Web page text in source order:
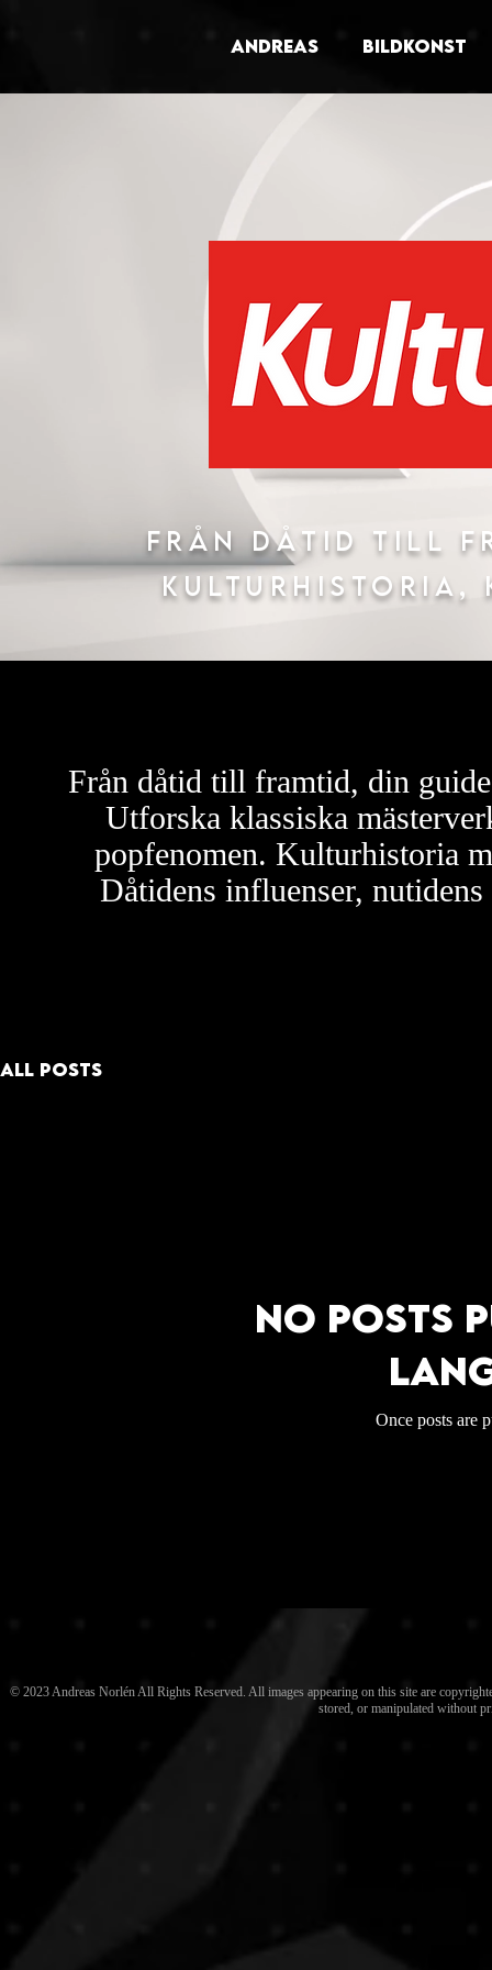
ANDREAS BILDKONST
Från dåtid till
kulturhistoria,
Från dåtid till framtid, din
Utforska klassiska
popfenomen. Kulturhistoria
Dåtidens influenser,
All Posts
No posts
Once posts are
© 2023 Andreas Norlén All Rights Reserved. All images appearing on this site are
stored, or manipulated without